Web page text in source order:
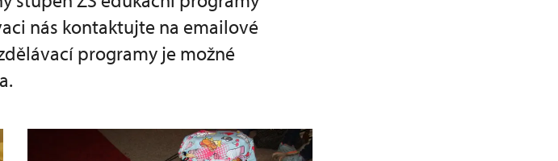
nás kontaktujte na emailové
programy je možné